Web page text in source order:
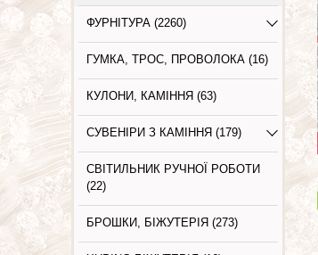
ФУРНІТУРА (2260)
ГУМКА, ТРОС, ПРОВОЛОКА (16)
КУЛОНИ, КАМІННЯ (63)
СУВЕНІРИ З КАМІННЯ (179)
СВІТИЛЬНИК РУЧНОЇ РОБОТИ
(22)
БРОШКИ, БІЖУТЕРІЯ (273)